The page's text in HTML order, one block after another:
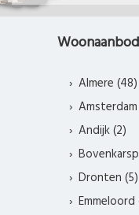
Almere (48)
Andijk (2)
Dronten (5)
Emmeloord